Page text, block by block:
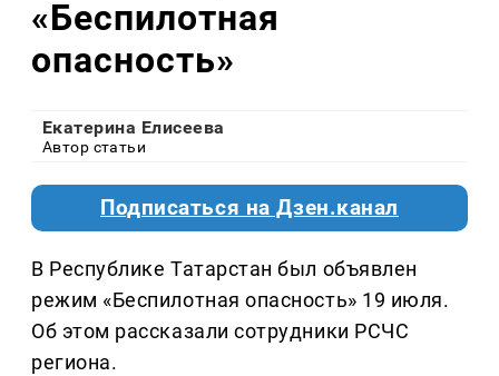
«Беспилотная
опасность»
Екатерина Елисеева
Автор статьи
Подписаться на Дзен.канал
В Республике Татарстан был объявлен
режим «Беспилотная опасность» 19 июля.
Об этом рассказали сотрудники РСЧС
региона.